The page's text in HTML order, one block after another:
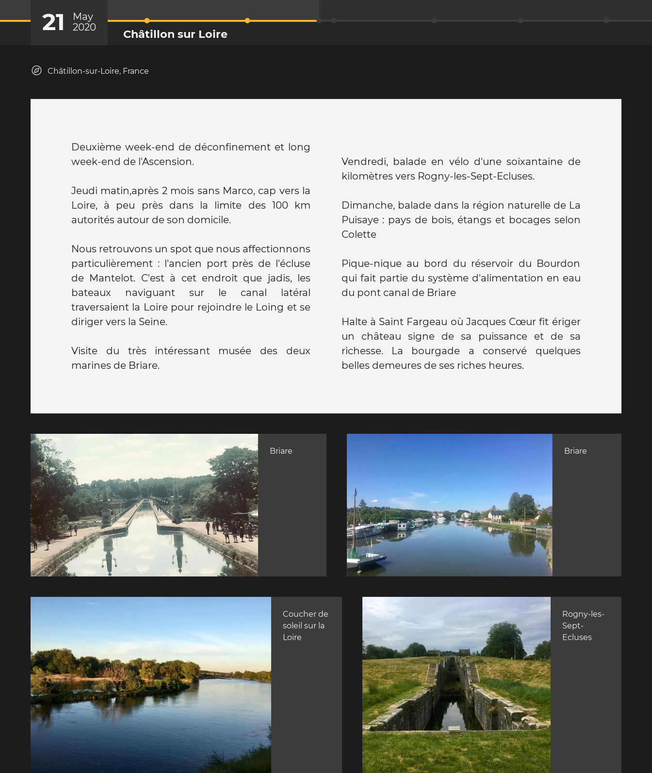
21
May
2020
Châtillon sur Loire
Châtillon-sur-Loire, France
Deuxième week-end de déconfinement et long
week-end de l'Ascension.
Jeudi matin,après 2 mois sans Marco, cap vers la
Loire, à peu près dans la limite des 100 km
autorités autour de son domicile.
Nous retrouvons un spot que nous affectionnons
particulièrement : l'ancien port près de l'écluse
de Mantelot. C'est à cet endroit que jadis, les
bateaux naviguant sur le canal latéral
traversaient la Loire pour rejoindre le Loing et se
diriger vers la Seine.
Visite du très intéressant musée des deux
marines de Briare.
Vendredi, balade en vélo d'une soixantaine de
kilomètres vers Rogny-les-Sept-Ecluses.
Dimanche, balade dans la région naturelle de La
Puisaye : pays de bois, étangs et bocages selon
Colette
Pique-nique au bord du réservoir du Bourdon
qui fait partie du système d'alimentation en eau
du pont canal de Briare
Halte à Saint Fargeau où Jacques Cœur fit ériger
un château signe de sa puissance et de sa
richesse. La bourgade a conservé quelques
belles demeures de ses riches heures.
Briare Briare
Coucher de
soleil sur la
Loire
Rogny-les-
Sept-
Ecluses